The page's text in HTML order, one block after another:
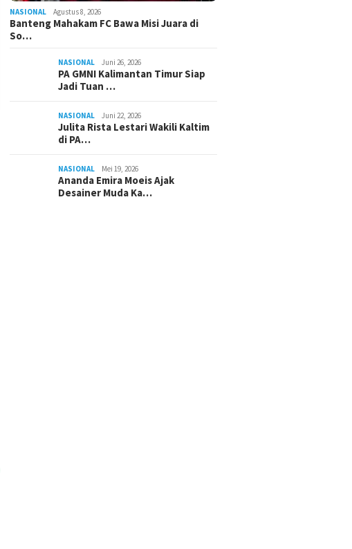
NASIONAL Agustus 8, 2026
Banteng Mahakam FC Bawa Misi Juara di
So…
NASIONAL Juni 26, 2026
PA GMNI Kalimantan Timur Siap
Jadi Tuan …
NASIONAL Juni 22, 2026
Julita Rista Lestari Wakili Kaltim
di PA…
NASIONAL Mei 19, 2026
Ananda Emira Moeis Ajak
Desainer Muda Ka…